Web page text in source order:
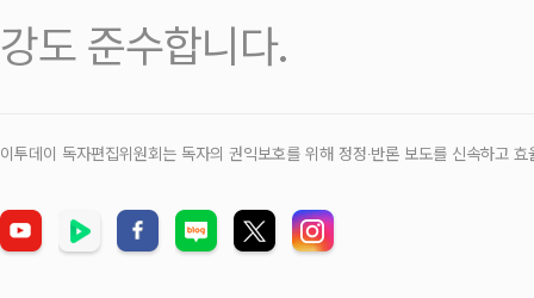
강도 준수합니다.
이투데이 독자편집위원회는 독자의 권익보호를 위해 정정‧반론 보도를 신속하고